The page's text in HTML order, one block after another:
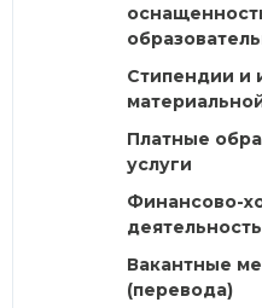
Стипендии и
Платные
услуги
Финансово-
деятельность
Вакантные
(перевода)